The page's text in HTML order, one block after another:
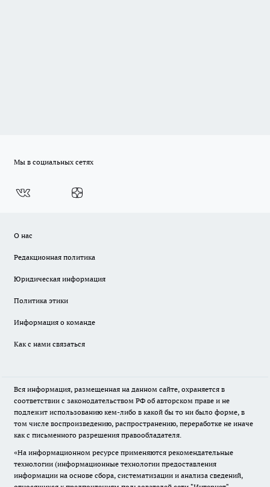
Мы в социальных сетях
О нас
Редакционная политика
Юридическая информация
Политика этики
Информация о команде
Как с нами связаться
Вся информация, размещенная на данном сайте, охраняется в
соответствии с законодательством РФ об авторском праве и не
подлежит использованию кем-либо в какой бы то ни было форме, в
том числе воспроизведению, распространению, переработке не иначе
как с письменного разрешения правообладателя.
«На информационном ресурсе применяются рекомендательные
технологии (информационные технологии предоставления
информации на основе сбора, систематизации и анализа сведений,